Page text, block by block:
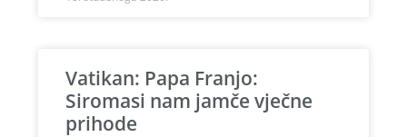
Vatikan: Papa Franjo:
Siromasi nam jamče vječne
prihode